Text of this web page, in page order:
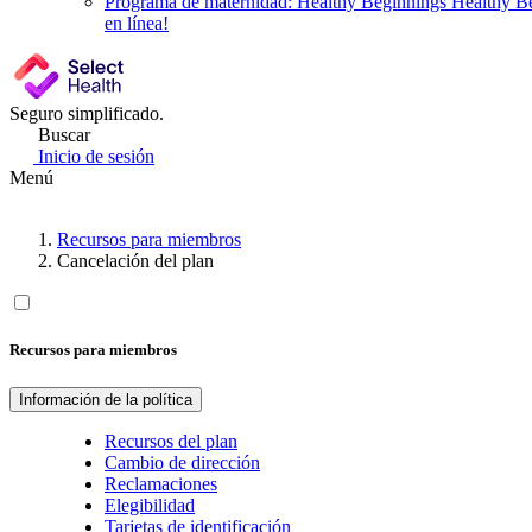
en línea!
Seguro simplificado.
Buscar
Inicio de sesión
Menú
Recursos para miembros
Cancelación del plan
Recursos para miembros
Información de la política
Recursos del plan
Cambio de dirección
Reclamaciones
Elegibilidad
Tarjetas de identificación